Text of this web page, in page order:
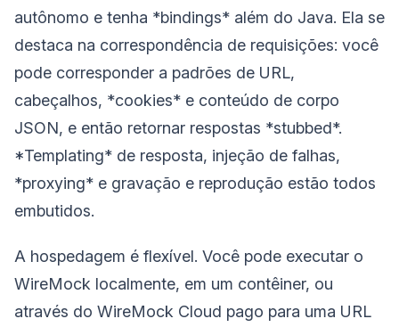
autônomo e tenha *bindings* além do Java. Ela se
destaca na correspondência de requisições: você
pode corresponder a padrões de URL,
cabeçalhos, *cookies* e conteúdo de corpo
JSON, e então retornar respostas *stubbed*.
*Templating* de resposta, injeção de falhas,
*proxying* e gravação e reprodução estão todos
embutidos.
A hospedagem é flexível. Você pode executar o
WireMock localmente, em um contêiner, ou
através do WireMock Cloud pago para uma URL